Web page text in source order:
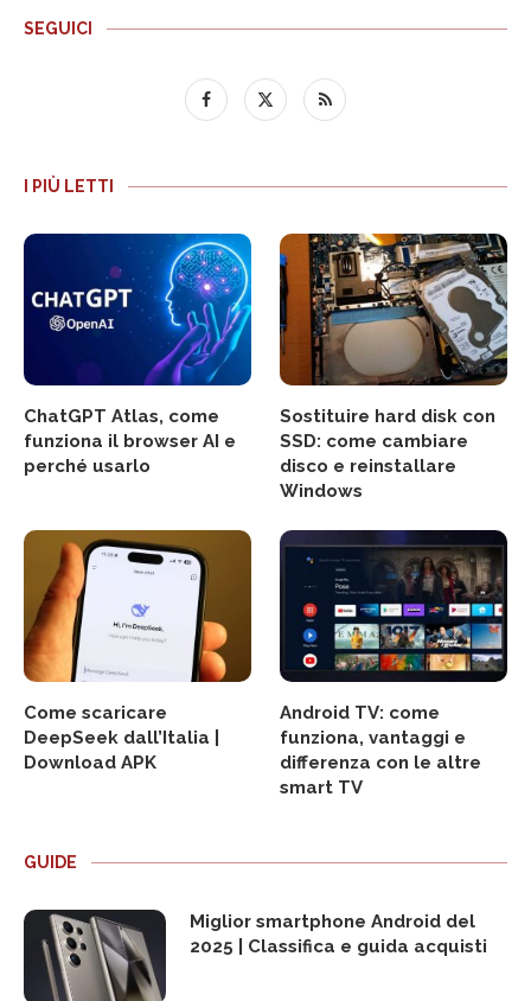
SEGUICI
I PIÙ LETTI
ChatGPT Atlas, come
funziona il browser AI e
perché usarlo
Sostituire hard disk con
SSD: come cambiare
disco e reinstallare
Windows
Come scaricare
DeepSeek dall’Italia |
Download APK
Android TV: come
funziona, vantaggi e
differenza con le altre
smart TV
GUIDE
Miglior smartphone Android del
2025 | Classifica e guida acquisti